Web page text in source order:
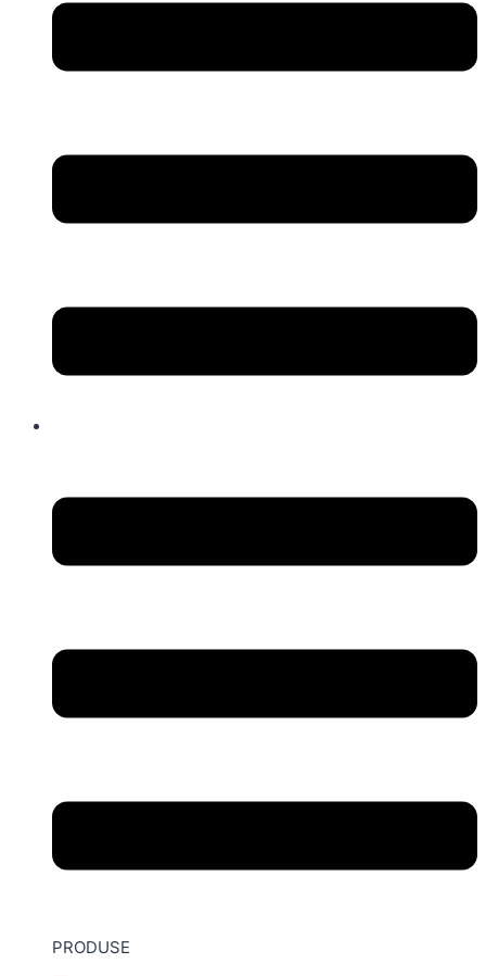
PRODUSE